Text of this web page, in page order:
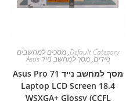
Default Category
,מסכים למחשבים
ניידים,מסך למחשב נייד Asus
מסך למחשב נייד Asus Pro 71
Laptop LCD Screen 18.4
WSXGA+ Glossy (CCFL